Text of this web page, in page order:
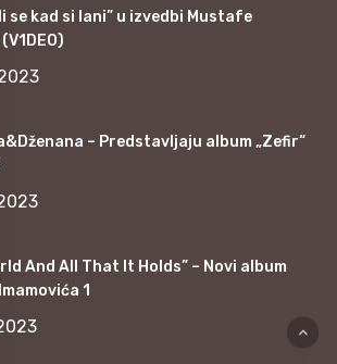
se kad si lani” u izvedbi Mustafe
– Predstavljaju album „Zefir“
And All That It Holds” – Novi album
1